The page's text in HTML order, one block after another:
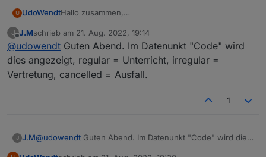
U UdoWendtHallo zusammen,
Wenn es Vertretungsstunden bei meinem Sohn
gibt, wir in der App zwar hellgrün angezeigt, eine
Unterscheidung welcher Art auch immer kann ich in
den Adapter-Datenpunkten aber nicht ausmachen.
Liege ich da richtig?
J
Offline
J.Mschrieb am 21. Aug. 2022, 19:14
zuletzt editiert von
@udowendt Guten Abend. Im Datenunkt "Code" wird
dies angezeigt, regular = Unterricht, irregular =
Vertretung, cancelled = Ausfall.
1
J J.M@udowendt Guten Abend. Im Datenunkt "Code" wird dies